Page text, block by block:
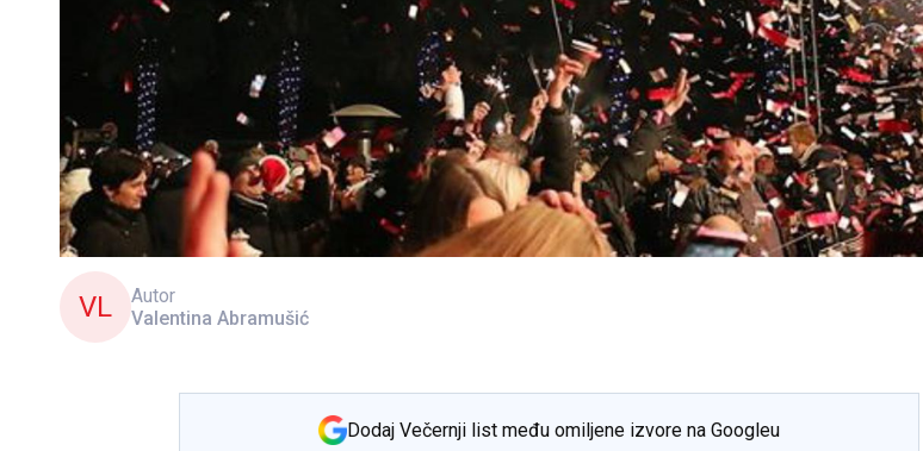
VL
Autor
Valentina Abramušić
Dodaj Večernji list među omiljene izvore na Googleu